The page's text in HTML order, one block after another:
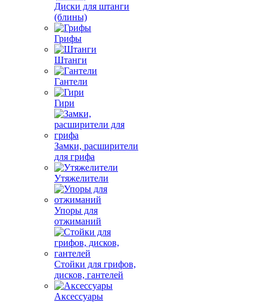
Диски для штанги
(блины)
Грифы
Штанги
Гантели
Гири
Замки, расширители
для грифа
Утяжелители
Упоры для
отжиманий
Стойки для грифов,
дисков, гантелей
Аксессуары